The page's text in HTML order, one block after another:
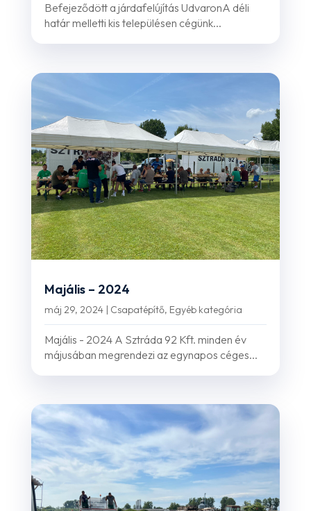
Befejeződött a járdafelújítás UdvaronA déli
határ melletti kis településen cégünk...
Majális – 2024
máj 29, 2024| Csapatépítő, Egyéb kategória
Majális - 2024 A Sztráda 92 Kft. minden év
májusában megrendezi az egynapos céges...